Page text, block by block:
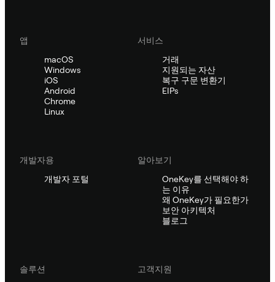
앱
macOS
Windows
iOS
Android
Chrome
Linux
서비스
거래
지원되는 자산
복구 구문 변환기
EIPs
개발자용
개발자 포털
알아보기
OneKey를 선택해야 하
는 이유
왜 OneKey가 필요한가
보안 아키텍처
블로그
솔루션
고객지원